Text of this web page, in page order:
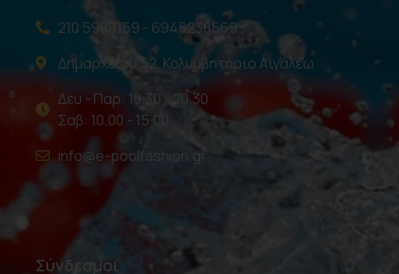
210 5989159 - 6945238569
Δημαρχείου 52, Κολυμβητήριο Αιγάλεω
Δευ - Παρ: 10.30 - 20.30
Σαβ: 10.00 - 15.00
info@e-poolfashion.gr
Σύνδεσμοι